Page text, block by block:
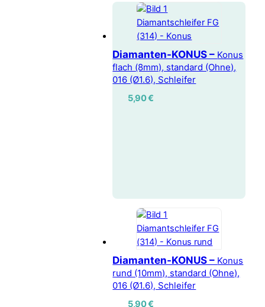
Diamanten-KONUS – Konus
flach (8mm), standard (Ohne),
016 (Ø1.6), Schleifer
5,90€
Diamanten-KONUS – Konus
rund (10mm), standard (Ohne),
016 (Ø1.6), Schleifer
5,90€